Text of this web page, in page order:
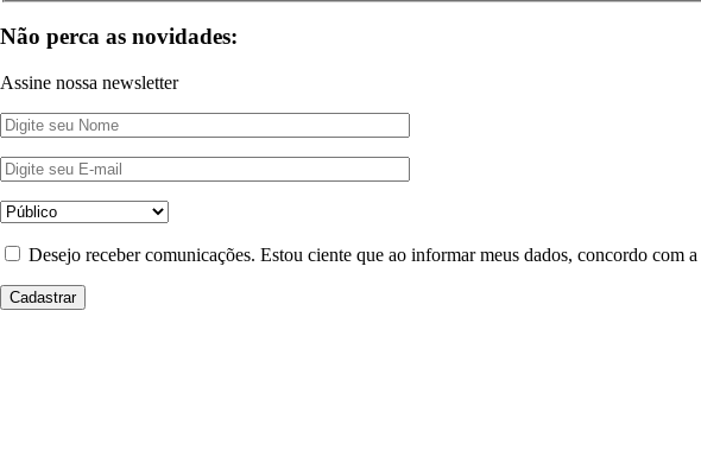
Não perca as novidades:
Assine nossa newsletter
Desejo receber comunicações. Estou ciente que ao informar meus dados, concordo com a